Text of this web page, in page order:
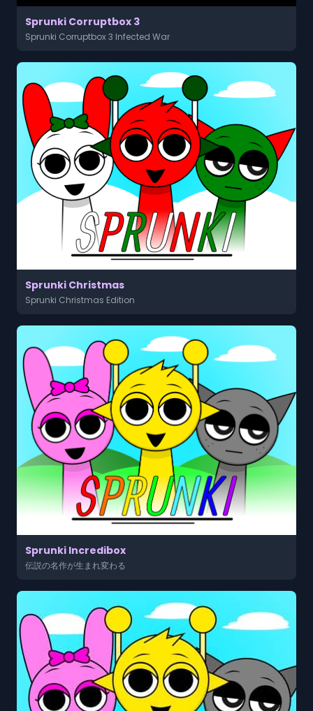
Sprunki Corruptbox 3
Sprunki Corruptbox 3 Infected War
Sprunki Christmas
Sprunki Christmas Edition
Sprunki Incredibox
伝説の名作が生まれ変わる